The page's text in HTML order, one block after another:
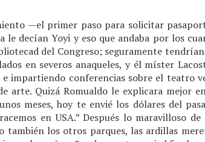
—el primer paso para solicitar
le decían Yoyi y eso que andaba por los
del Congreso; seguramente
en severos anaqueles, y él míster
impartiendo conferencias sobre el teatro
arte. Quizá Romualdo le explicara mejor
meses, hoy te envié los dólares del
en USA.” Después lo maravilloso
los otros parques, las ardillas